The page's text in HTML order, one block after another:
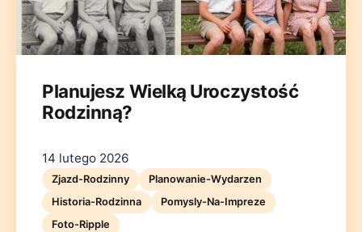
NederlandsPolski
Planujesz Wielką Uroczystość
Rodzinną?
14 lutego 2026
Zjazd-Rodzinny
Planowanie-Wydarzen
Historia-Rodzinna
Pomysly-Na-Impreze
Foto-Ripple